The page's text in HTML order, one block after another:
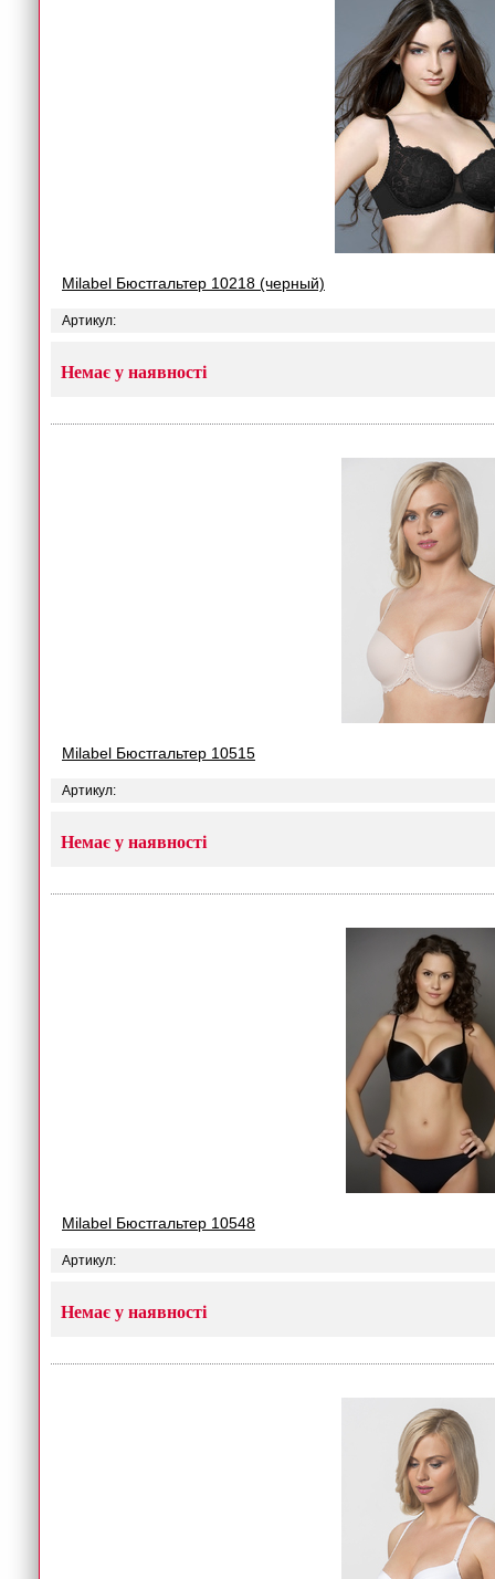
Milabel Бюстгальтер 10218 (черный)
Артикул:
Немає у наявності
Milabel Бюстгальтер 10515
Артикул:
Немає у наявності
Milabel Бюстгальтер 10548
Артикул:
Немає у наявності